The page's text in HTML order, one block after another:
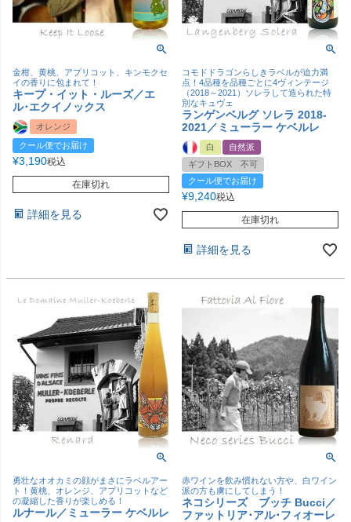
金柑、黄桃、アプリコット、キンモクセ
イの香りに包まれて！
キープ・イット・ルーズ／エ
ル･エクイノックス
オレンジ
クール便でお届け
¥3,190税込
在庫切れ
詳細を見る
コモドドラゴンらしきラベルが迫力満
点！4品種を品種ごとに4ヴィンテージ
（2018～2021）ソレラして造られた特
別なキュヴェ
ランゲンベルグ ソレラ 2018-
2021／ミューラー ケベルレ
白
自然派
ギフトBOX 不可
クール便でお届け
¥9,240税込
在庫切れ
詳細を見る
勇壮なオオカミの顔がまさにラベルアー
ト！黄桃、オレンジ、アプリコットなど
の凝縮した香りが楽しめる！
ルナール／ミューラー ケベルレ
赤ワインを飲み慣れない方や、白ワイン
派の方も虜にしてしまう！
ネコシリーズ ブッチ Bucci／
ファットリア･アル･フィオーレ